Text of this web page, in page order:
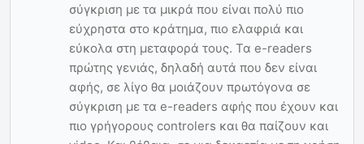
σύγκριση με τα μικρά που είναι πολύ πιο
εύχρηστα στο κράτημα, πιο ελαφριά και
εύκολα στη μεταφορά τους. Τα e-readers
πρώτης γενιάς, δηλαδή αυτά που δεν είναι
αφής, σε λίγο θα μοιάζουν πρωτόγονα σε
σύγκριση με τα e-readers αφής που έχουν και
πιο γρήγορους controlers και θα παίζουν και